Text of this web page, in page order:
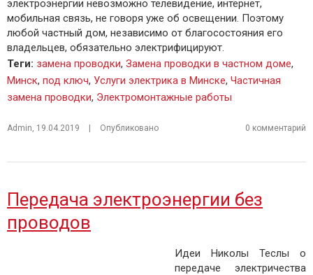
электроэнергии невозможно телевидение, интернет,
мобильная связь, не говоря уже об освещении. Поэтому
любой частный дом, независимо от благосостояния его
владельцев, обязательно электрифицируют.
Теги: замена проводки, Замена проводки в частном доме,
Минск, под ключ, Услуги электрика в Минске, Частичная
замена проводки, Электромонтажные работы
Admin 19.04.2019 | Опубликовано 0 комментарий
Передача электроэнергии без
проводов
Идеи Николы Теслы о
передаче электричества